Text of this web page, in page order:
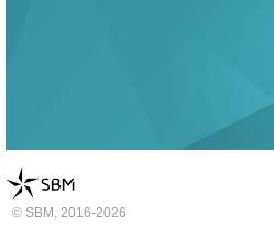
© SBM, 2016-2026